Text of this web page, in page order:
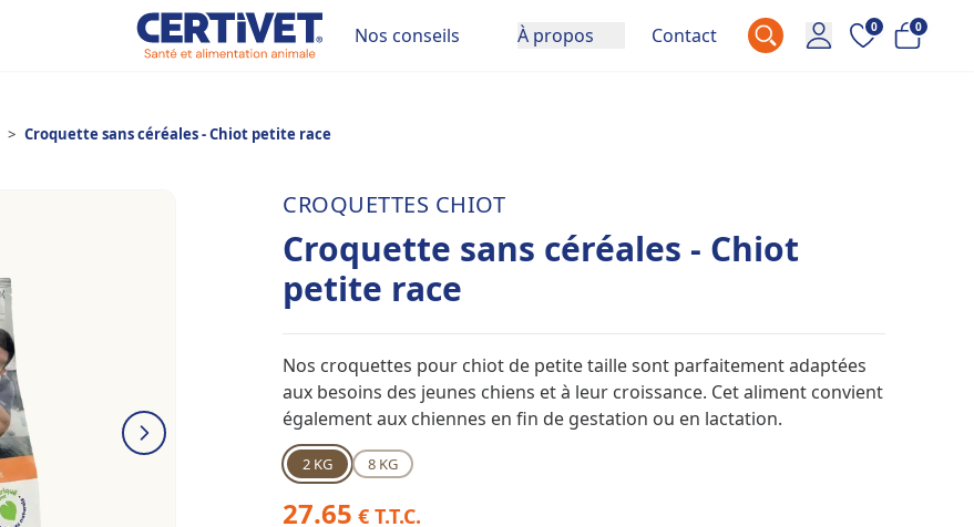
Nos conseils À propos Contact 0 0
> Croquette sans céréales - Chiot petite race
CROQUETTES CHIOT
Croquette sans céréales - Chiot
petite race
Nos croquettes pour chiot de petite taille sont parfaitement adaptées
aux besoins des jeunes chiens et à leur croissance. Cet aliment convient
également aux chiennes en fin de gestation ou en lactation.
2 KG 8 KG
27.65 € T.T.C.